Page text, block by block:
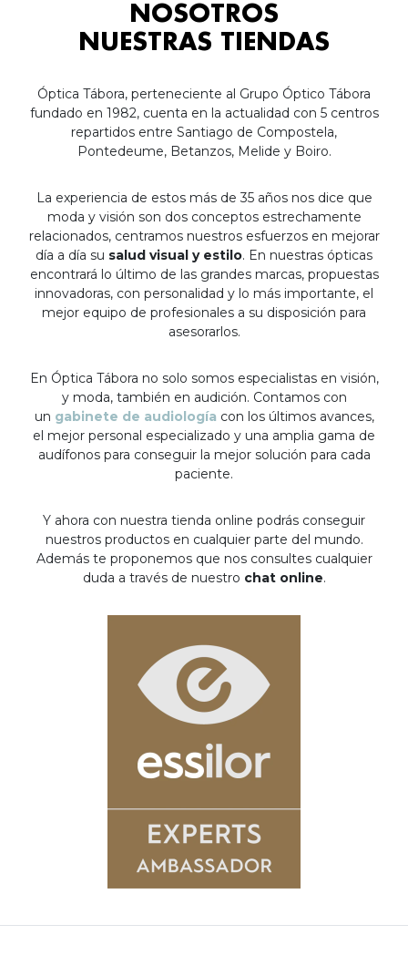
NOSOTROS
NUESTRAS TIENDAS
Óptica Tábora, perteneciente al Grupo Óptico Tábora
fundado en 1982, cuenta en la actualidad con 5 centros
repartidos entre Santiago de Compostela,
Pontedeume, Betanzos, Melide y Boiro.
La experiencia de estos más de 35 años nos dice que
moda y visión son dos conceptos estrechamente
relacionados, centramos nuestros esfuerzos en mejorar
día a día su salud visual y estilo. En nuestras ópticas
encontrará lo último de las grandes marcas, propuestas
innovadoras, con personalidad y lo más importante, el
mejor equipo de profesionales a su disposición para
asesorarlos.
En Óptica Tábora no solo somos especialistas en visión,
y moda, también en audición. Contamos con
un gabinete de audiología con los últimos avances,
el mejor personal especializado y una amplia gama de
audífonos para conseguir la mejor solución para cada
paciente.
Y ahora con nuestra tienda online podrás conseguir
nuestros productos en cualquier parte del mundo.
Además te proponemos que nos consultes cualquier
duda a través de nuestro chat online.